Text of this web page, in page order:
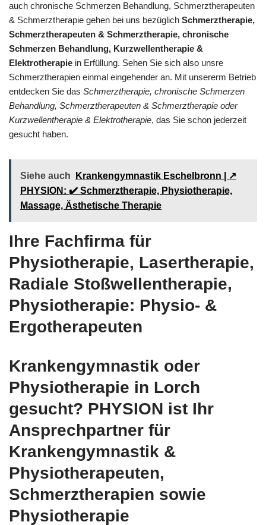
auch chronische Schmerzen Behandlung, Schmerztherapeuten
& Schmerztherapie gehen bei uns bezüglich Schmerztherapie,
Schmerztherapeuten & Schmerztherapie, chronische
Schmerzen Behandlung, Kurzwellentherapie &
Elektrotherapie in Erfüllung. Sehen Sie sich also unsre
Schmerztherapien einmal eingehender an. Mit unsererm Betrieb
entdecken Sie das Schmerztherapie, chronische Schmerzen
Behandlung, Schmerztherapeuten & Schmerztherapie oder
Kurzwellentherapie & Elektrotherapie, das Sie schon jederzeit
gesucht haben.
Siehe auch
Krankengymnastik Eschelbronn | ↗️
PHYSION: ✔️ Schmerztherapie, Physiotherapie,
Massage, Ästhetische Therapie
Ihre Fachfirma für
Physiotherapie, Lasertherapie,
Radiale Stoßwellentherapie,
Physiotherapie: Physio- &
Ergotherapeuten
Krankengymnastik oder
Physiotherapie in Lorch
gesucht? PHYSION ist Ihr
Ansprechpartner für
Krankengymnastik &
Physiotherapeuten,
Schmerztherapien sowie
Physiotherapie